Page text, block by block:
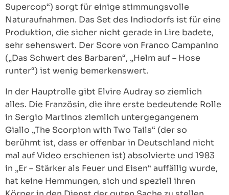
Supercop“) sorgt für einige stimmungsvolle
Naturaufnahmen. Das Set des Indiodorfs ist für eine
Produktion, die sicher nicht gerade in Lire badete,
sehr sehenswert. Der Score von Franco Campanino
(„Das Schwert des Barbaren“, „Helm auf – Hose
runter“) ist wenig bemerkenswert.
In der Hauptrolle gibt Elvire Audray so ziemlich
alles. Die Französin, die ihre erste bedeutende Rolle
in Sergio Martinos ziemlich untergegangenem
Giallo „The Scorpion with Two Tails“ (der so
berühmt ist, dass er offenbar in Deutschland nicht
mal auf Video erschienen ist) absolvierte und 1983
in „Er – Stärker als Feuer und Eisen“ auffällig wurde,
hat keine Hemmungen, sich und speziell ihren